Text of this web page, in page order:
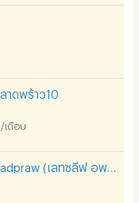
ลาดพร้าว10
เดือน